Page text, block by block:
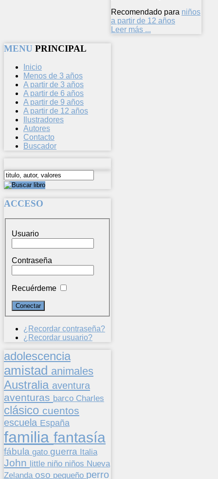
Recomendado para niños
a partir de 12 años
Leer más ...
MENU PRINCIPAL
Inicio
Menos de 3 años
A partir de 3 años
A partir de 6 años
A partir de 9 años
A partir de 12 años
Ilustradores
Autores
Contacto
Buscador
ACCESO
Usuario
Contraseña
Recuérdeme
¿Recordar contraseña?
¿Recordar usuario?
adolescencia
amistad animales
Australia aventura
aventuras barco Charles
clásico cuentos
escuela España
familia fantasía
fábula gato guerra Italia
John little niño niños Nueva
Zelanda oso pequeño perro